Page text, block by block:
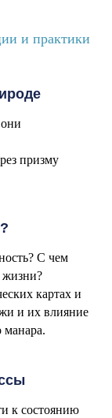
и практики
призму
С чем
жизни?
картах и
и их влияние
манара.
к состоянию